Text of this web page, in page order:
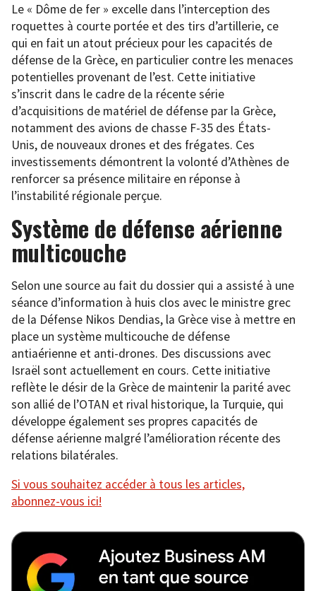
Le « Dôme de fer » excelle dans l’interception des
roquettes à courte portée et des tirs d’artillerie, ce
qui en fait un atout précieux pour les capacités de
défense de la Grèce, en particulier contre les menaces
potentielles provenant de l’est. Cette initiative
s’inscrit dans le cadre de la récente série
d’acquisitions de matériel de défense par la Grèce,
notamment des avions de chasse F-35 des États-
Unis, de nouveaux drones et des frégates. Ces
investissements démontrent la volonté d’Athènes de
renforcer sa présence militaire en réponse à
l’instabilité régionale perçue.
Système de défense aérienne
multicouche
Selon une source au fait du dossier qui a assisté à une
séance d’information à huis clos avec le ministre grec
de la Défense Nikos Dendias, la Grèce vise à mettre en
place un système multicouche de défense
antiaérienne et anti-drones. Des discussions avec
Israël sont actuellement en cours. Cette initiative
reflète le désir de la Grèce de maintenir la parité avec
son allié de l’OTAN et rival historique, la Turquie, qui
développe également ses propres capacités de
défense aérienne malgré l’amélioration récente des
relations bilatérales.
Si vous souhaitez accéder à tous les articles,
abonnez-vous ici!